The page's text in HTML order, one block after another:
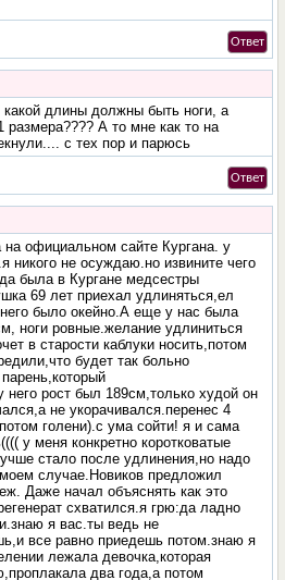
Ответ
длины должны быть ноги, а
размера???? А то мне как то на
с тех пор и парюсь
Ответ
на официальном сайте Кургана. у
никого не осуждаю.но извините чего
была в Кургане медсестры
69 лет приехал удлиняться,ел
было окейно.А еще у нас была
ноги ровные.желание удлиниться
в старости каблуки носить,потом
будет так больно
него рост был 189см,только худой он
не укорачивался.перенес 4
голени).с ума сойти! я и сама
у меня конкретно коротковатые
стало после удлинения,но надо
случае.Новиков предложил
Даже начал объяснять как это
схватился.я грю:да ладно
я вас.ты ведь не
все равно приедешь потом.знаю я
лежала девочка,которая
два года,а потом